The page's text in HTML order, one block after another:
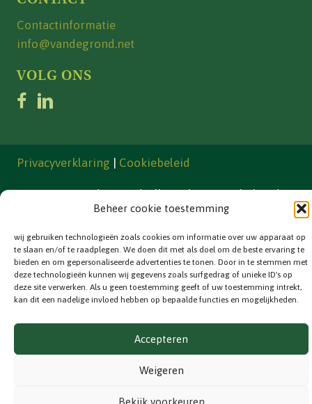
Beheer cookie toestemming
wij gebruiken technologieën zoals cookies om informatie over uw apparaat op
te slaan en/of te raadplegen. We doen dit met als doel om de beste ervaring te
bieden en om gepersonaliseerde advertenties te tonen. Door in te stemmen met
deze technologieën kunnen wij gegevens zoals surfgedrag of unieke ID's op
deze site verwerken. Als u geen toestemming geeft of uw toestemming intrekt,
kan dit een nadelige invloed hebben op bepaalde functies en mogelijkheden.
Accepteren
Weigeren
Bekijk voorkeuren
Contactinformatie
info@vandegrond.net
VOLG ONS
Privacyverklaring | Cookiebeleid
© 2026 Van de Grond. Alle rechten voorbehouden.